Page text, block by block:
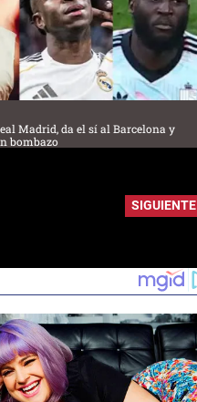
Madrid, da el sí al Barcelona y
bombazo
SIGUIENTE